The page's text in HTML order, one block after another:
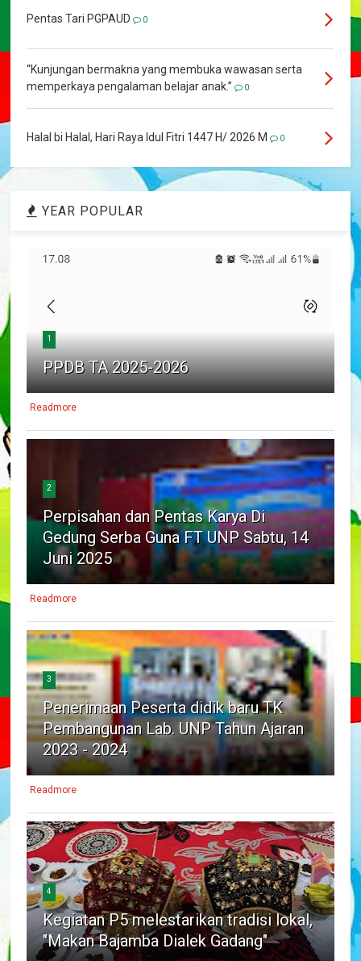
Pentas Tari PGPAUD 0
“Kunjungan bermakna yang membuka wawasan serta
memperkaya pengalaman belajar anak.”
0
Halal bi Halal, Hari Raya Idul Fitri 1447 H/ 2026 M 0
YEAR POPULAR
1
PPDB TA 2025-2026
Readmore
2
Perpisahan dan Pentas Karya Di
Gedung Serba Guna FT UNP Sabtu, 14
Juni 2025
Readmore
3
Penerimaan Peserta didik baru TK
Pembangunan Lab. UNP Tahun Ajaran
2023 - 2024
Readmore
4
Kegiatan P5 melestarikan tradisi lokal,
"Makan Bajamba Dialek Gadang"